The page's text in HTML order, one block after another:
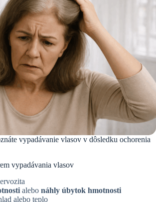
vypadávanie vlasov v dôsledku ochorenia
vypadávania vlasov
alebo náhly úbytok hmotnosti
alebo teplo